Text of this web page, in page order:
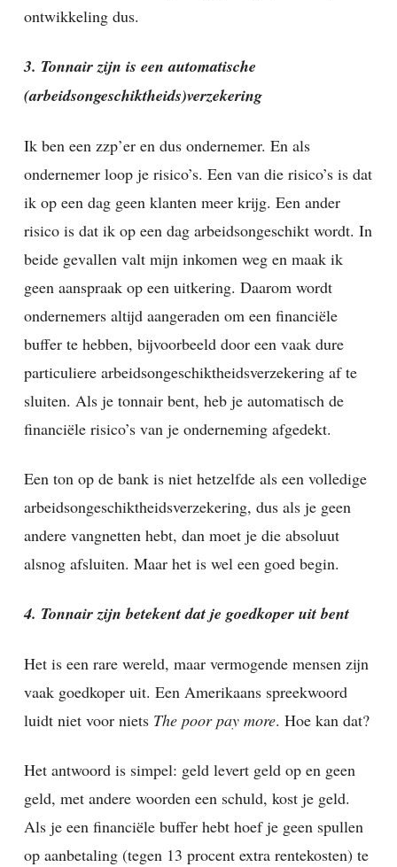
ontwikkeling dus.
3. Tonnair zijn is een automatische
(arbeidsongeschiktheids)verzekering
Ik ben een zzp’er en dus ondernemer. En als
ondernemer loop je risico’s. Een van die risico’s is dat
ik op een dag geen klanten meer krijg. Een ander
risico is dat ik op een dag arbeidsongeschikt wordt. In
beide gevallen valt mijn inkomen weg en maak ik
geen aanspraak op een uitkering. Daarom wordt
ondernemers altijd aangeraden om een financiële
buffer te hebben, bijvoorbeeld door een vaak dure
particuliere arbeidsongeschiktheidsverzekering af te
sluiten. Als je tonnair bent, heb je automatisch de
financiële risico’s van je onderneming afgedekt.
Een ton op de bank is niet hetzelfde als een volledige
arbeidsongeschiktheidsverzekering, dus als je geen
andere vangnetten hebt, dan moet je die absoluut
alsnog afsluiten. Maar het is wel een goed begin.
4. Tonnair zijn betekent dat je goedkoper uit bent
Het is een rare wereld, maar vermogende mensen zijn
vaak goedkoper uit. Een Amerikaans spreekwoord
luidt niet voor niets The poor pay more. Hoe kan dat?
Het antwoord is simpel: geld levert geld op en geen
geld, met andere woorden een schuld, kost je geld.
Als je een financiële buffer hebt hoef je geen spullen
op aanbetaling (tegen 13 procent extra rentekosten) te